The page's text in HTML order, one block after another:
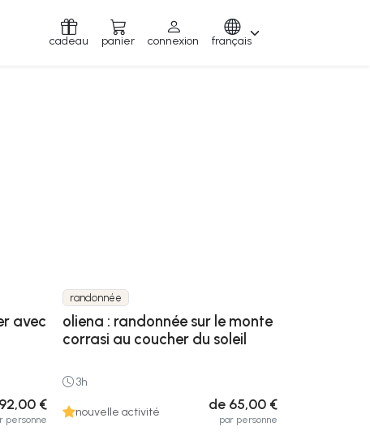
cadeau panier connexion français
avec
€
personne
randonnée
oliena : randonnée sur le monte
corrasi au coucher du soleil
3h
nouvelle activité de 65,00 €
par personne